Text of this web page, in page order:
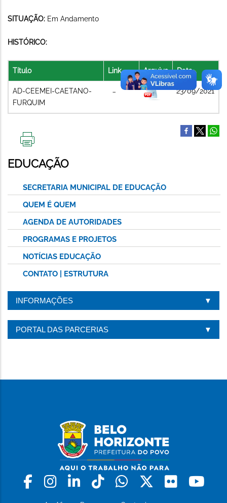
SITUAÇÃO: Em Andamento
HISTÓRICO:
Título Link Arquivo Data
AD-CEEMEI-CAETANO-
FURQUIM
23/09/2021
ESTA
PÁGINA
EDUCAÇÃO
SECRETARIA MUNICIPAL DE EDUCAÇÃO
QUEM É QUEM
AGENDA DE AUTORIDADES
PROGRAMAS E PROJETOS
NOTÍCIAS EDUCAÇÃO
CONTATO | ESTRUTURA
INFORMAÇÕES
PORTAL DAS PARCERIAS
Facebook
Instagram
LinkedinTiktokWhatsapp
X Flickr